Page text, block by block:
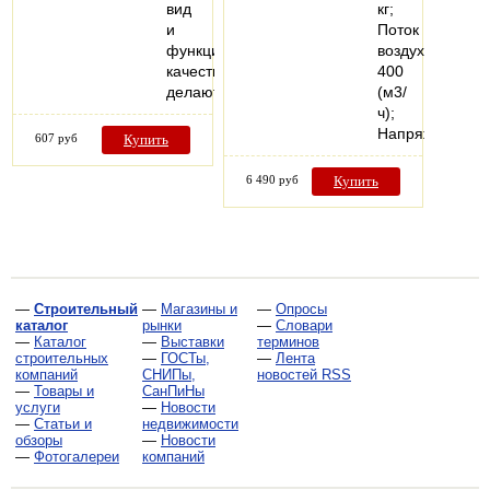
вид
и
функциональные
качества
делают…
607 руб Купить
кг;
Поток
воздуха
400
(м3/
ч);
Напряжение…
6 490 руб Купить
— Строительный
каталог
— Каталог
строительных
компаний
— Товары и
услуги
— Статьи и
обзоры
— Фотогалереи
— Магазины и
рынки
— Выставки
— ГОСТы,
СНИПы,
СанПиНы
— Новости
недвижимости
— Новости
компаний
— Опросы
— Словари
терминов
— Лента
новостей RSS